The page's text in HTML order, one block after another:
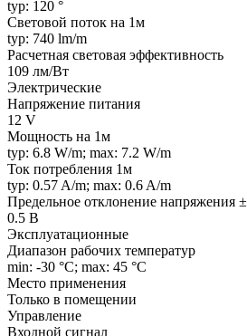
typ: 120 °
Световой поток на 1м
typ: 740 lm/m
Расчетная световая эффективность
109 лм/Вт
Электрические
Напряжение питания
12 V
Мощность на 1м
typ: 6.8 W/m; max: 7.2 W/m
Ток потребления 1м
typ: 0.57 A/m; max: 0.6 A/m
Предельное отклонение напряжения ±
0.5 В
Эксплуатационные
Диапазон рабочих температур
min: -30 °C; max: 45 °C
Место применения
Только в помещении
Управление
Входной сигнал